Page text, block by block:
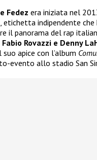
Fedez era iniziata nel
, etichetta indipendente che
il panorama del rap
Fabio Rovazzi e Denny
apice con l’album
evento allo stadio San